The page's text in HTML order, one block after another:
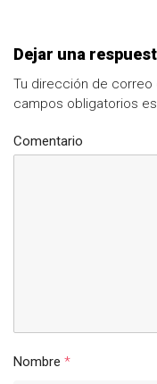
Dejar una
Tu dirección de
campos obligatorios
Comentario
Nombre *